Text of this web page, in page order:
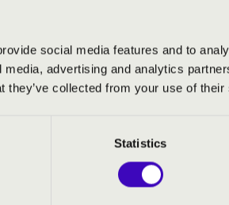
social media features and to
advertising and analytics
they’ve collected from your use of
Statistics
István Orgonaépítő Mester
1-49